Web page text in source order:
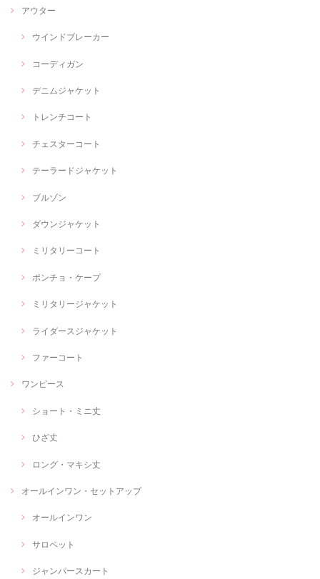
アウター
ウインドブレーカー
コーディガン
デニムジャケット
トレンチコート
チェスターコート
テーラードジャケット
ブルゾン
ダウンジャケット
ミリタリーコート
ポンチョ・ケープ
ミリタリージャケット
ライダースジャケット
ファーコート
ワンピース
ショート・ミニ丈
ひざ丈
ロング・マキシ丈
オールインワン・セットアップ
オールインワン
サロペット
ジャンパースカート